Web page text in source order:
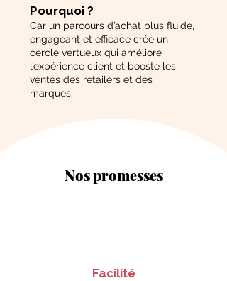
Pourquoi ?
Car un parcours d’achat plus fluide,
engageant et efficace crée un
cercle vertueux qui améliore
l’expérience client et booste les
ventes des retailers et des
marques.
Nos promesses
Facilité